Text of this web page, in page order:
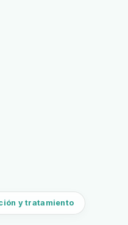
y tratamiento